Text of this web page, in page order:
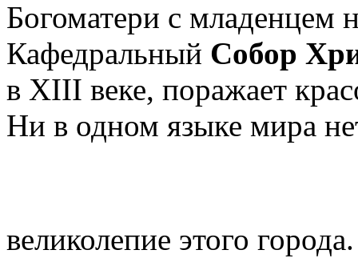
Богоматери с младенцем
Кафедральный Собор
в XIII веке, поражает
Ни в одном языке мира
великолепие этого